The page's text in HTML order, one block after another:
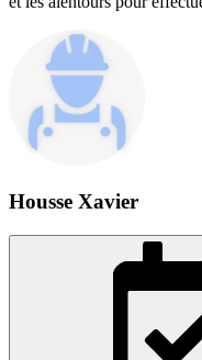
Housse Xavier